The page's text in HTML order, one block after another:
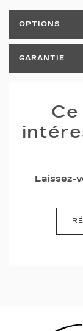
OPTIONS
GARANTIE
Laissez-